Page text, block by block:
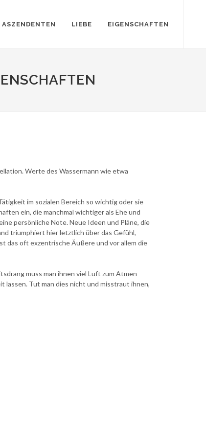
ASZENDENTEN LIEBE EIGENSCHAFTEN
Werte des Wassermann wie etwa
im sozialen Bereich so wichtig oder sie
ein, die manchmal wichtiger als Ehe und
persönliche Note. Neue Ideen und Pläne, die
triumphiert hier letztlich über das Gefühl,
das oft exzentrische Äußere und vor allem die
muss man ihnen viel Luft zum Atmen
lassen. Tut man dies nicht und misstraut ihnen,